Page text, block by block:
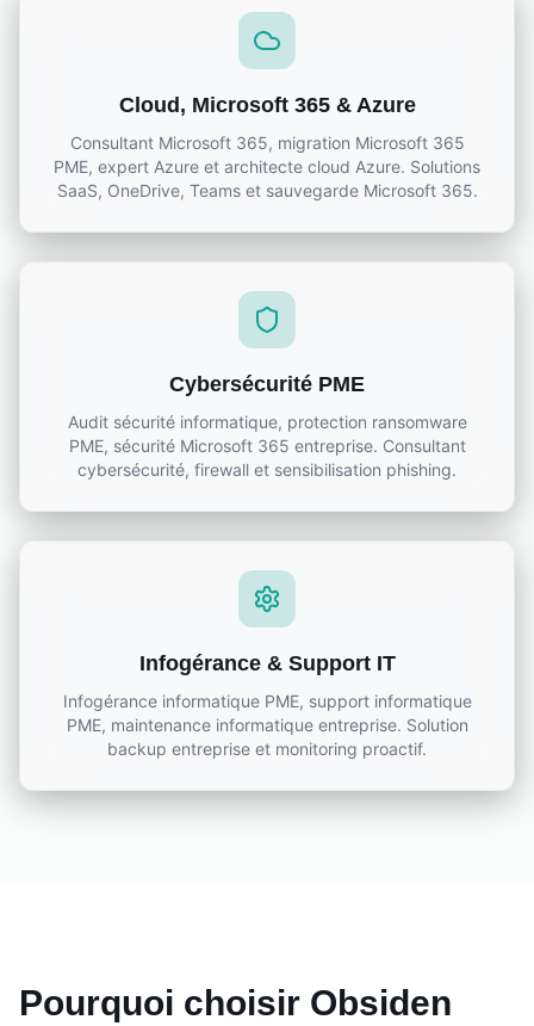
Cloud, Microsoft 365 & Azure
Consultant Microsoft 365, migration Microsoft 365
PME, expert Azure et architecte cloud Azure. Solutions
SaaS, OneDrive, Teams et sauvegarde Microsoft 365.
Cybersécurité PME
Audit sécurité informatique, protection ransomware
PME, sécurité Microsoft 365 entreprise. Consultant
cybersécurité, firewall et sensibilisation phishing.
Infogérance & Support IT
Infogérance informatique PME, support informatique
PME, maintenance informatique entreprise. Solution
backup entreprise et monitoring proactif.
Pourquoi choisir Obsiden